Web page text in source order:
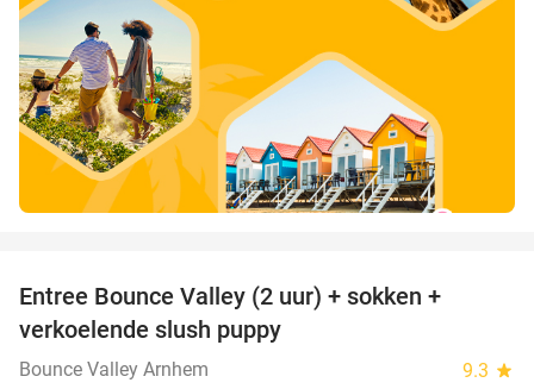
Entree Bounce Valley (2 uur) + sokken +
verkoelende slush puppy
Bounce Valley Arnhem 9.3 star